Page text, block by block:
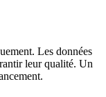
Les données
leur qualité. Un